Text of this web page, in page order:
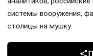
системы вооружения,
столицы на мушку.